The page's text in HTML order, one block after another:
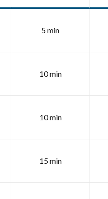
5 min
10 min
10 min
15 min